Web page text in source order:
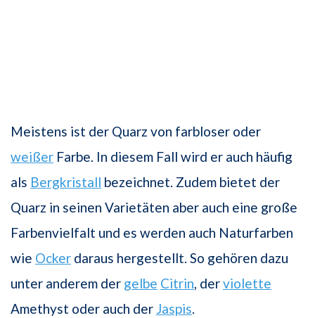
Meistens ist der Quarz von farbloser oder
weißer Farbe. In diesem Fall wird er auch häufig
als Bergkristall bezeichnet. Zudem bietet der
Quarz in seinen Varietäten aber auch eine große
Farbenvielfalt und es werden auch Naturfarben
wie Ocker daraus hergestellt. So gehören dazu
unter anderem der gelbe Citrin, derviolette
Amethyst oder auch der Jaspis.